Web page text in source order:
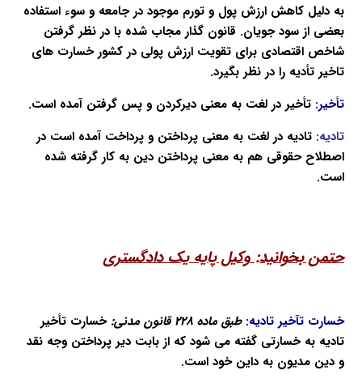
به دلیل کاهش ارزش پول و تورم موجود در جامعه و سوء استفاده
بعضی از سود جویان. قانون گذار مجاب شده با در نظر گرفتن
شاخص اقتصادی برای تقویت ارزش پولی در کشور خسارت های
تاخیر تأدیه را در نظر بگیرد.
تأخیر:تأخیر در لغت به معنی دیرکردن و پس گرفتن آمده است.
تادیه:تادیه در لغت به معنی پرداختن و پرداخت آمده است در
اصطلاح حقوقی هم به معنی پرداختن دین به کار گرفته شده
است.
حتمن بخوانید:وکیل پایه یک دادگستری
خسارت تآخیر تادیه:طبق ماده ۲۲۸ قانون مدنی:
خسارت تأخیر
تادیه به خسارتی گفته می شود که از بابت دیر پرداختن وجه نقد
و دین مدیون به داین خود است.